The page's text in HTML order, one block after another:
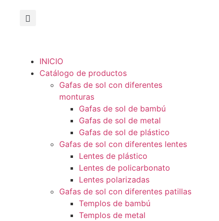
INICIO
Catálogo de productos
Gafas de sol con diferentes
monturas
Gafas de sol de bambú
Gafas de sol de metal
Gafas de sol de plástico
Gafas de sol con diferentes lentes
Lentes de plástico
Lentes de policarbonato
Lentes polarizadas
Gafas de sol con diferentes patillas
Templos de bambú
Templos de metal